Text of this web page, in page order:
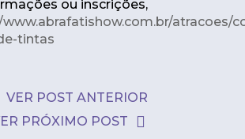
ou inscrições,
atracoes/
tintas
VER POST ANTERIOR
PRÓXIMO POST